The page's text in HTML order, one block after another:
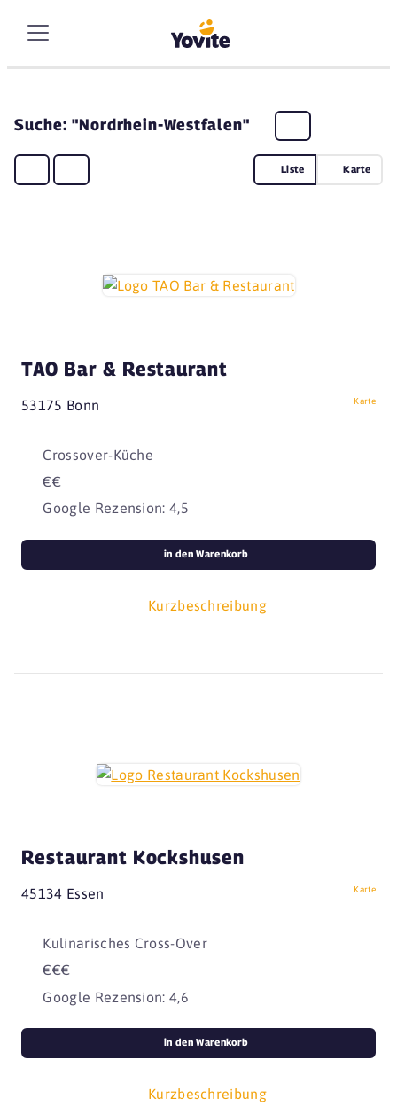
Suche: "Nordrhein-Westfalen"
Liste Karte
TAO Bar & Restaurant
53175 Bonn Karte
Crossover-Küche
€€
Google Rezension: 4,5
Kurzbeschreibung
in den Warenkorb
Restaurant Kockshusen
45134 Essen Karte
Kulinarisches Cross-Over
€€€
Google Rezension: 4,6
Kurzbeschreibung
in den Warenkorb